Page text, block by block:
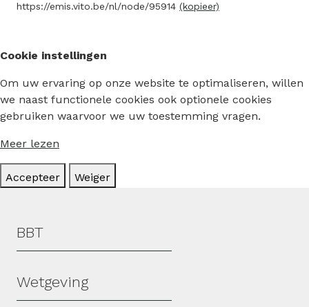
https://emis.vito.be/nl/node/95914 (kopieer)
Cookie instellingen
Om uw ervaring op onze website te optimaliseren, willen
we naast functionele cookies ook optionele cookies
gebruiken waarvoor we uw toestemming vragen.
Meer lezen
Accepteer Weiger
Hoofdmenu
BBT
Wetgeving